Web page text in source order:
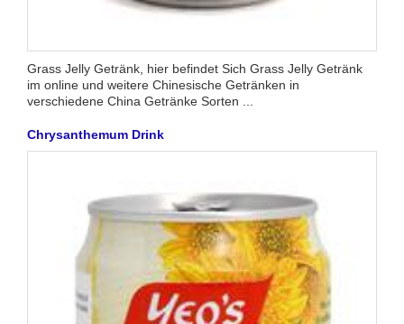
Grass Jelly Getränk, hier befindet Sich Grass Jelly Getränk
im online und weitere Chinesische Getränken in
verschiedene China Getränke Sorten ...
Chrysanthemum Drink